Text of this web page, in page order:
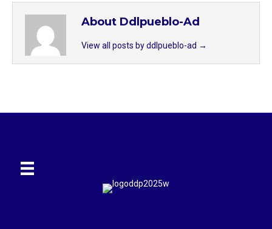
About Ddlpueblo-Ad
View all posts by ddlpueblo-ad →